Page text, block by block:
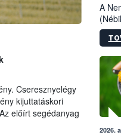
Cseresznyelégy
kijuttatáskori
előírt segédanyag
A
Az
2026.